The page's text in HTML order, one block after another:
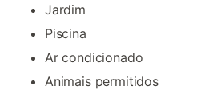
Jardim
Piscina
Ar condicionado
Animais permitidos